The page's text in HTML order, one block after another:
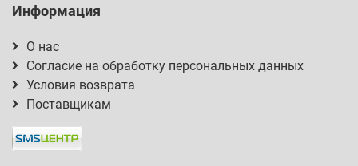
Информация
О нас
Согласие на обработку персональных данных
Условия возврата
Поставщикам